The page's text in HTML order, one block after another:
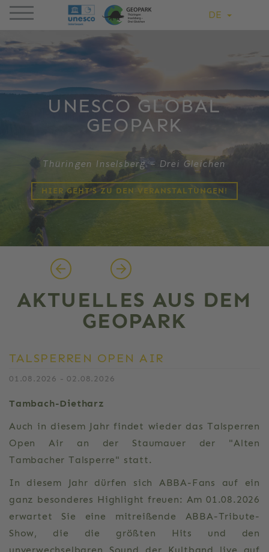
DE
UNESCO GLOBAL
GEOPARK
Thüringen Inselsberg – Drei Gleichen
HIER GEHT'S ZU DEN VERANSTALTUNGEN!
AKTUELLES AUS DEM
GEOPARK
TALSPERREN OPEN AIR
01.08.2026 - 02.08.2026
Tambach-Dietharz
Auch in diesem Jahr findet wieder das Talsperren
Open Air an der Staumauer der "Alten
Tambacher Talsperre" statt.
In diesem Jahr dürfen sich ABBA-Fans auf ein
ganz besonderes Highlight freuen: Am 01.08.2026
erwartet Sie eine mitreißende ABBA-Tribute-
Show, die die größten Hits und den